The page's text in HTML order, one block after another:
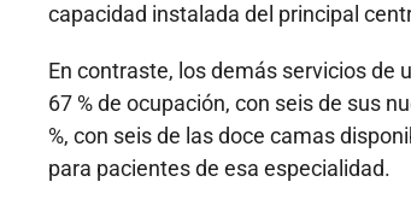
capacidad instalada del principal
En contraste, los demás servicios de
67 % de ocupación, con seis de sus
%, con seis de las doce camas
para pacientes de esa especialidad.